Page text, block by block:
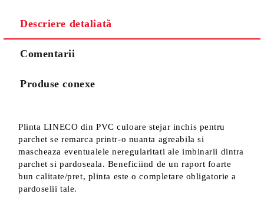
Sunt de acord cuPolitica de confidentialitate
Noi vă vom contacta pentru finalizarea comenzii.
Descriere detaliată
Comentarii
Produse conexe
Plinta LINECO din PVC culoare stejar inchis pentru
parchet se remarca printr-o nuanta agreabila si
mascheaza eventualele neregularitati ale imbinarii dintra
parchet si pardoseala. Beneficiind de un raport foarte
bun calitate/pret, plinta este o completare obligatorie a
pardoselii tale.